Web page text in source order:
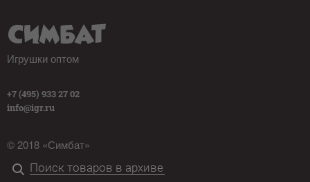
Игрушки оптом
+7 (495) 933 27 02
info@igr.ru
© 2018 «Симбат»